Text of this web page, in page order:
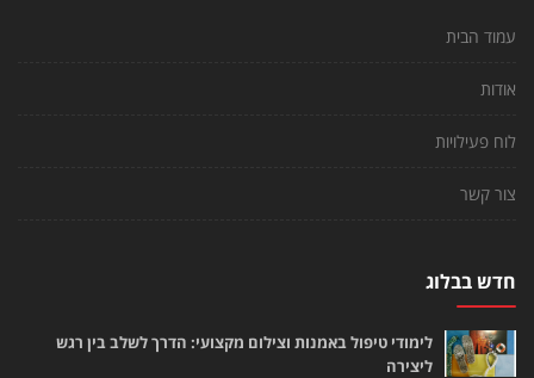
עמוד הבית
אודות
לוח פעילויות
צור קשר
חדש בבלוג
לימודי טיפול באמנות וצילום מקצועי: הדרך לשלב בין רגש
ליצירה